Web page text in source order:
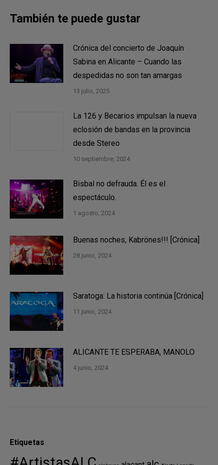
También te puede gustar
Crónica del concierto de Joaquín
Sabina en Alicante – Cuando las
despedidas no son tan amargas
13 julio, 2025
La 126 y Becarios impulsan la nueva
eclosión de bandas en la provincia
desde Stereo
10 septiembre, 2024
Bisbal no defrauda. Él es el
espectáculo.
1 agosto, 2024
Buenas noches, Kabrönes!!! [Crónica]
28 junio, 2024
Saratoga: La historia continúa [Crónica]
11 junio, 2024
ALICANTE TE ESPERABA, MANOLO
4 junio, 2024
Etiquetas